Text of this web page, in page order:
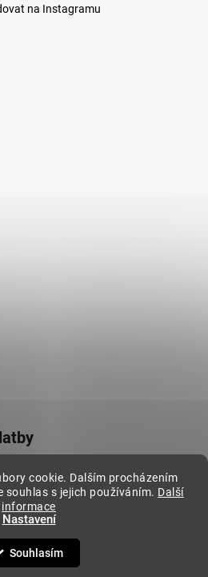
cookie. Dalším procházením
s jejich používáním. Další
informace
Nastavení
Souhlasím
na Instagramu
Vytvořil Shoptet
. Všechna práva vyhrazena.